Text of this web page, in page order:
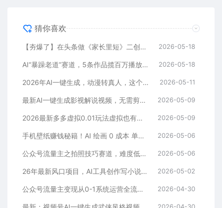
猜你喜欢
【夯爆了】在头条做《家长里短》二创小故事，这个月收益2w+ 2026-05-18
AI“暴躁老道”赛道，5条作品揽百万播放！（附变现全攻略） 2026-05-18
2026年AI一键生成，动漫转真人，这个月靠这个AI赚了2W+ 2026-05-11
最新AI一键生成影视解说视频，无需剪辑3分钟1条，条条爆款，多平台变现日入2000+ 2026-05-09
2026最新多多虚拟0.01玩法虚拟也有新门路轻松日入2500! 2026-05-09
手机壁纸赚钱秘籍！AI 绘画 0 成本 单店狂销 3.8 万单 2026-05-06
公众号流量主之拍照技巧赛道，难度低+流量大，起号第一篇就爆了10w阅读！ 2026-05-06
26年最新风口项目，AI工具创作写小说，轻松实现日入1000+ 2026-05-02
公众号流量主变现从0-1系统运营全流程讲解！ 2026-04-30
2026-04-30